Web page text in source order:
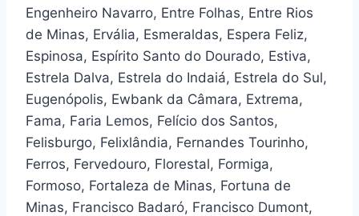
Engenheiro Navarro, Entre Folhas, Entre Rios
de Minas, Ervália, Esmeraldas, Espera Feliz,
Espinosa, Espírito Santo do Dourado, Estiva,
Estrela Dalva, Estrela do Indaiá, Estrela do Sul,
Eugenópolis, Ewbank da Câmara, Extrema,
Fama, Faria Lemos, Felício dos Santos,
Felisburgo, Felixlândia, Fernandes Tourinho,
Ferros, Fervedouro, Florestal, Formiga,
Formoso, Fortaleza de Minas, Fortuna de
Minas, Francisco Badaró, Francisco Dumont,